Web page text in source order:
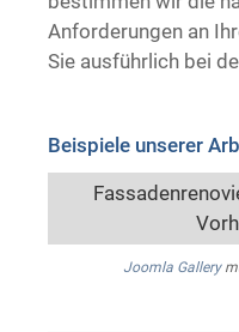
Anforderungen an
Sie ausführlich bei
Beispiele unserer
Joomla Gallery